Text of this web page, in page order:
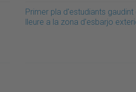
Primer pla d'estudiants
lleure a la zona d'esbarjo